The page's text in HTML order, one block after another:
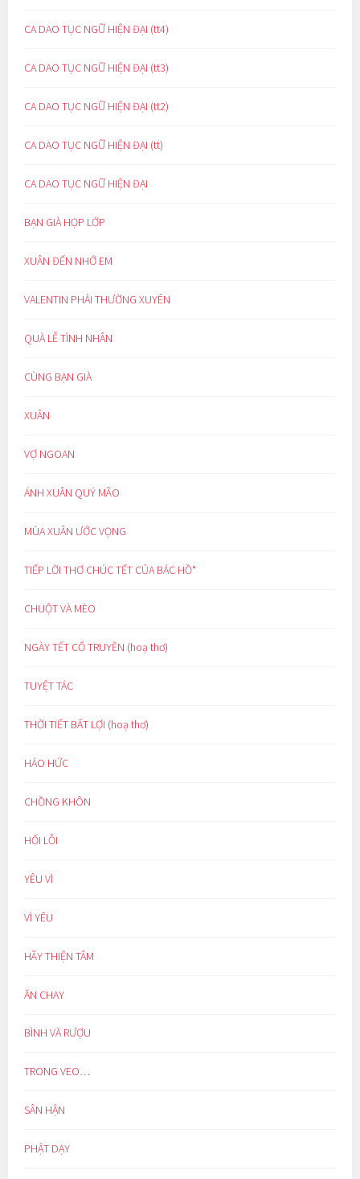
CA DAO TỤC NGỮ HIỆN ĐẠI (tt4)
CA DAO TỤC NGỮ HIỆN ĐẠI (tt3)
CA DAO TỤC NGỮ HIỆN ĐẠI (tt2)
CA DAO TỤC NGỮ HIỆN ĐẠI (tt)
CA DAO TỤC NGỮ HIỆN ĐẠI
BẠN GIÀ HỌP LỚP
XUÂN ĐẾN NHỚ EM
VALENTIN PHẢI THƯỜNG XUYÊN
QUÀ LỄ TÌNH NHÂN
CÙNG BẠN GIÀ
XUÂN
VỢ NGOAN
ÁNH XUÂN QUÝ MÃO
MÙA XUÂN ƯỚC VỌNG
TIẾP LỜI THƠ CHÚC TẾT CỦA BÁC HỒ*
CHUỘT VÀ MÈO
NGÀY TẾT CỔ TRUYỀN (hoạ thơ)
TUYỆT TÁC
THỜI TIẾT BẤT LỢI (hoạ thơ)
HÁO HỨC
CHỒNG KHÔN
HỐI LỖI
YÊU VÌ
VÌ YÊU
HÃY THIỆN TÂM
ĂN CHAY
BÌNH VÀ RƯỢU
TRONG VEO…
SÂN HẬN
PHẬT DẠY